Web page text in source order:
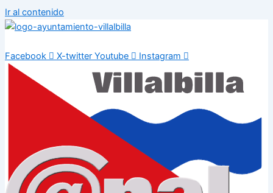
Ir al contenido
Facebook X-twitter Youtube Instagram